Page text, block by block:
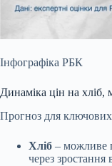
Інфографіка РБК
Динаміка цін на хліб,
Прогноз для
Хліб – можливе
через